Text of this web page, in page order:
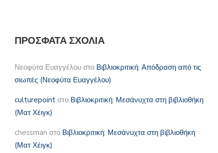
ΠΡΌΣΦΑΤΑ ΣΧΌΛΙΑ
Νεοφύτα Ευαγγέλου στο Βιβλιοκριτική: Απόδραση από τις
σιωπές (Νεοφύτα Ευαγγέλου)
culturepoint στο Βιβλιοκριτική: Μεσάνυχτα στη βιβλιοθήκη
(Ματ Χέιγκ)
chessman στο Βιβλιοκριτική: Μεσάνυχτα στη βιβλιοθήκη
(Ματ Χέιγκ)